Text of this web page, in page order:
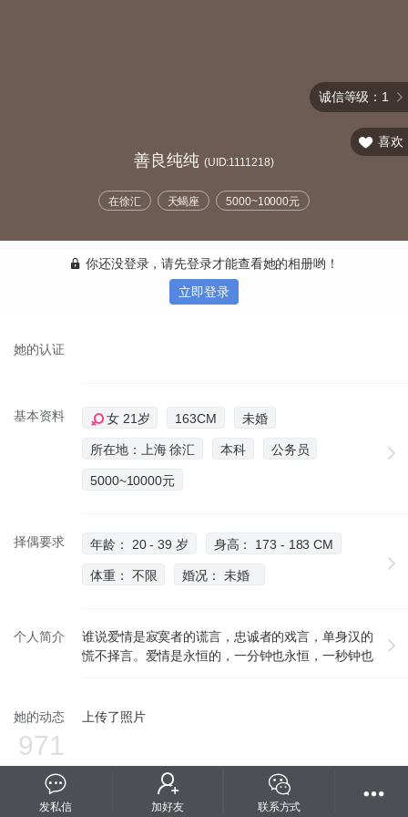
诚信等级：1
善良纯纯 (UID:1111218)
在徐汇 天蝎座 5000~10000元
喜欢
你还没登录，请先登录才能查看她的相册哟！
立即登录
她的认证
基本资料 女 21岁 163CM 未婚
所在地：上海 徐汇 本科 公务员
5000~10000元
择偶要求 年龄： 20 - 39 岁 身高： 173 - 183 CM
体重： 不限 婚况： 未婚
个人简介
谁说爱情是寂寞者的谎言，忠诚者的戏言，单身汉的
慌不择言。爱情是永恒的，一分钟也永恒，一秒钟也
她的动态
971
上传了照片
发私信 加好友 联系方式